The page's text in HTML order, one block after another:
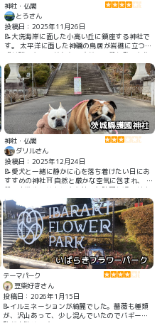
神社・仏閣
とろさん
投稿日：2025年11月26日
📝大洗海岸に面した小高い丘に鎮座する神社で
す。 太平洋に面した神磯の鳥居が岩礁に立つ
『神磯の鳥居』が有名ですが、石段を登った先
に建つ随神門や拝殿もなかなかに立派でした。
茨城縣護國神社
神社・仏閣
ダリルさん
投稿日：2025年12月24日
📝愛犬と一緒に静かに心を落ち着けたい日にお
すすめの神社⛩️ 自然と厳かな空気に包まれ、 普
段のお散歩とは少し違う特別な時間を過ごせま
した🐾✨
いばらきフラワーパーク
テーマパーク
豆柴好きさん
投稿日：2026年1月15日
📝イルミネーションが綺麗でした。薔薇も種類
が、沢山あって、少し混んでいたのでバギー移